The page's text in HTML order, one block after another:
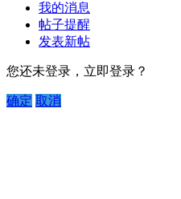
我的消息
帖子提醒
发表新帖
您还未登录，立即登录？
确定 取消